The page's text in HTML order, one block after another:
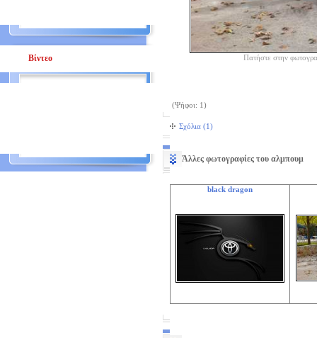
Βίντεο Πατήστε στην
(Ψήφοι: 1)
Σχόλια (1)
Άλλες φωτογραφίες του αλμπουμ
black dragon